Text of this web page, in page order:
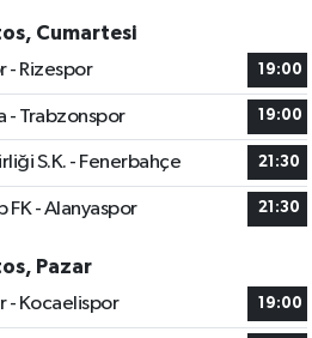
Cumartesi
- Rizespor
19:00
- Trabzonspor 19:00
S.K. - Fenerbahçe 21:30
FK - Alanyaspor 21:30
Pazar
- Kocaelispor
19:00